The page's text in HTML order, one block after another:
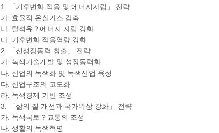
1. 「기후변화 적응 및 에너지자립」 전략
가. 효율적 온실가스 감축
나. 탈석유？에너지 자립 강화
다. 기후변화 적응역량 강화
2. 「신성장동력 창출」 전략
가. 녹색기술개발 및 성장동력화
나. 산업의 녹색화 및 녹색산업 육성
다. 산업구조의 고도화
라. 녹색경제 기반 조성
3. 「삶의 질 개선과 국가위상 강화」 전략
가. 녹색국토？교통의 조성
나. 생활의 녹색혁명